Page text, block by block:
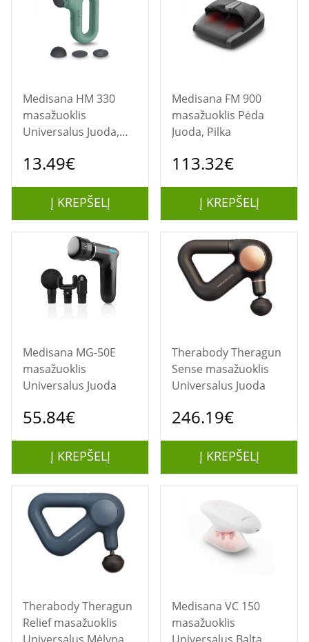
Medisana HM 330
masažuoklis
Universalus Juoda,
13.49€
Į KREPŠELĮ
Medisana FM 900
masažuoklis Pėda
Juoda, Pilka
113.32€
Į KREPŠELĮ
Medisana MG-50E
masažuoklis
Universalus Juoda
55.84€
Į KREPŠELĮ
Therabody Theragun
Sense masažuoklis
Universalus Juoda
246.19€
Į KREPŠELĮ
Therabody Theragun
Relief masažuoklis
Medisana VC 150
masažuoklis